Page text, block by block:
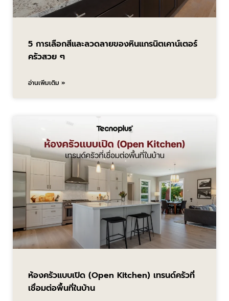
5 การเลือกสีและลวดลายของหินแกรนิตเคาน์เตอร์
ครัวสวย ๆ
อ่านเพิ่มเติม »
ห้องครัวแบบเปิด (Open Kitchen) เทรนด์ครัวที่
เชื่อมต่อพื้นที่ในบ้าน